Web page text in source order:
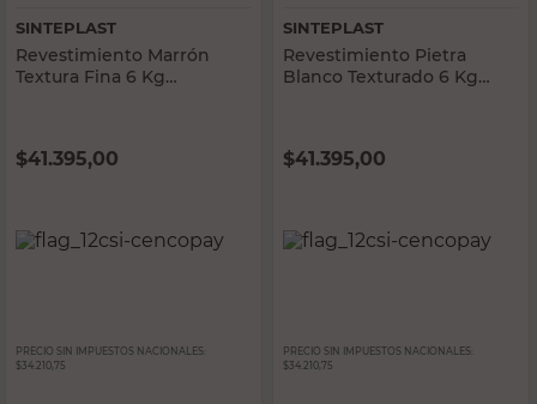
SINTEPLAST
Revestimiento Marrón
Textura Fina 6 Kg
$41.395,00
PRECIO SIN IMPUESTOS NACIONALES:
$34.210,75
SINTEPLAST
Revestimiento Pietra
Blanco Texturado 6 Kg
$41.395,00
PRECIO SIN IMPUESTOS NACIONALES:
$34.210,75